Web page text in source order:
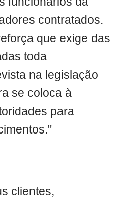
contratados.
que exige das
toda
na legislação
se coloca à
para
clientes,